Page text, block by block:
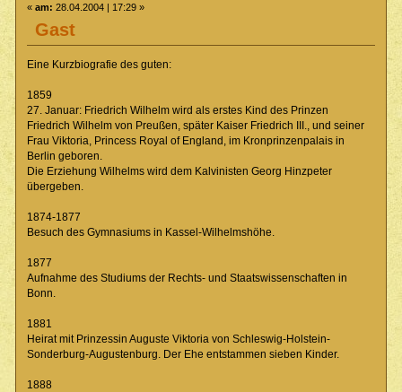
Gast
« am: 28.04.2004 | 17:29 »
Eine Kurzbiografie des guten:
1859
27. Januar: Friedrich Wilhelm wird als erstes Kind des Prinzen
Friedrich Wilhelm von Preußen, später Kaiser Friedrich III., und seiner
Frau Viktoria, Princess Royal of England, im Kronprinzenpalais in
Berlin geboren.
Die Erziehung Wilhelms wird dem Kalvinisten Georg Hinzpeter
übergeben.
1874-1877
Besuch des Gymnasiums in Kassel-Wilhelmshöhe.
1877
Aufnahme des Studiums der Rechts- und Staatswissenschaften in
Bonn.
1881
Heirat mit Prinzessin Auguste Viktoria von Schleswig-Holstein-
Sonderburg-Augustenburg. Der Ehe entstammen sieben Kinder.
1888